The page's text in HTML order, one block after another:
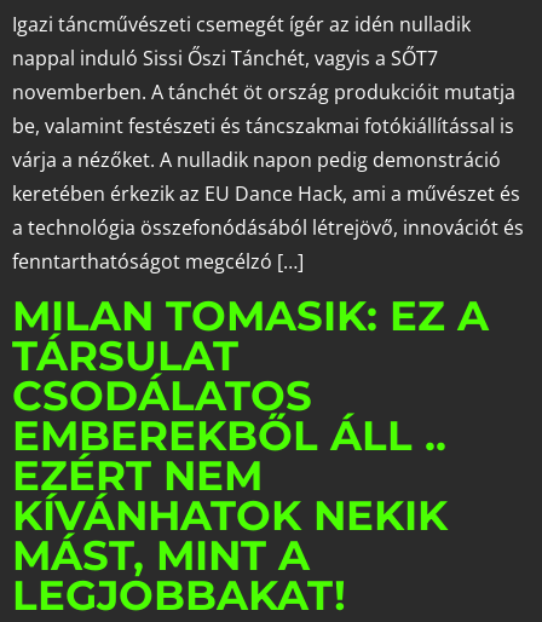
Igazi táncművészeti csemegét ígér az idén nulladik
nappal induló Sissi Őszi Tánchét, vagyis a SŐT7
novemberben. A tánchét öt ország produkcióit mutatja
be, valamint festészeti és táncszakmai fotókiállítással is
várja a nézőket. A nulladik napon pedig demonstráció
keretében érkezik az EU Dance Hack, ami a művészet és
a technológia összefonódásából létrejövő, innovációt és
fenntarthatóságot megcélzó […]
MILAN TOMASIK: EZ A
TÁRSULAT
CSODÁLATOS
EMBEREKBŐL ÁLL ..
EZÉRT NEM
KÍVÁNHATOK NEKIK
MÁST, MINT A
LEGJOBBAKAT!